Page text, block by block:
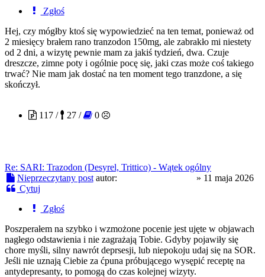
Zgłoś
Hej, czy mógłby ktoś się wypowiedzieć na ten temat, ponieważ od
2 miesięcy brałem rano tranzodon 150mg, ale zabrakło mi niestety
od 2 dni, a wizytę pewnie mam za jakiś tydzień, dwa. Czuje
dreszcze, zimne poty i ogólnie pocę się, jaki czas może coś takiego
trwać? Nie mam jak dostać na ten moment tego tranzdone, a się
skończył.
117 /
27 / 0
Re: SARI: Trazodon (Desyrel, Trittico) - Wątek ogólny
Nieprzeczytany post autor: » 11 maja 2026
Cytuj
Zgłoś
Poszperałem na szybko i wzmożone pocenie jest ujęte w objawach
nagłego odstawienia i nie zagrażają Tobie. Gdyby pojawiły się
chore myśli, silny nawrót deprsesji, lub niepokoju udaj się na SOR.
Jeśli nie uznają Ciebie za ćpuna próbującego wysępić receptę na
antydepresanty, to pomogą do czas kolejnej wizyty.